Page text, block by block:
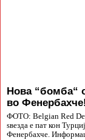
Нова “бомба“
во Фенербахче!
ФОТО: Belgian Red
ѕвезда е пат кон
Фенербахче.